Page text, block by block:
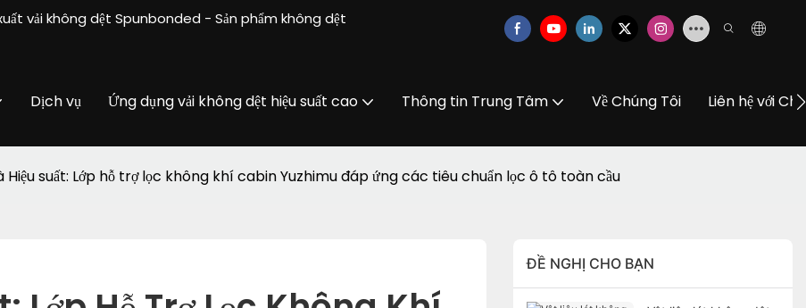
vải không dệt Spunbonded - Sản phẩm không dệt
Dịch vụ Ứng dụng vải không dệt hiệu suất cao Thông tin Trung Tâm Về Chúng Tôi Liên hệ với
Hiệu suất: Lớp hỗ trợ lọc không khí cabin Yuzhimu đáp ứng các tiêu chuẩn lọc ô tô toàn cầu
ĐỀ NGHỊ CHO BẠN